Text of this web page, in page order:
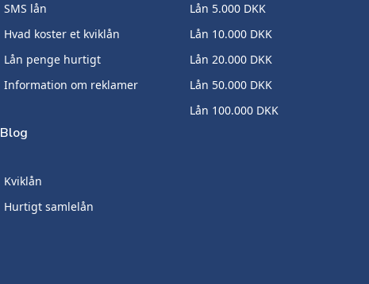
SMS lån
Hvad koster et kviklån
Lån penge hurtigt
Information om reklamer
Blog
Kviklån
Hurtigt samlelån
Lån 5.000 DKK
Lån 10.000 DKK
Lån 20.000 DKK
Lån 50.000 DKK
Lån 100.000 DKK